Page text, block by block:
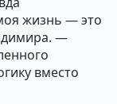
жизнь — это
—
вместо